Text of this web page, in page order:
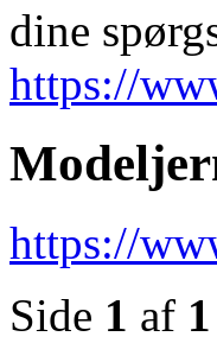
dine
https://
https://
Side 1 af 1